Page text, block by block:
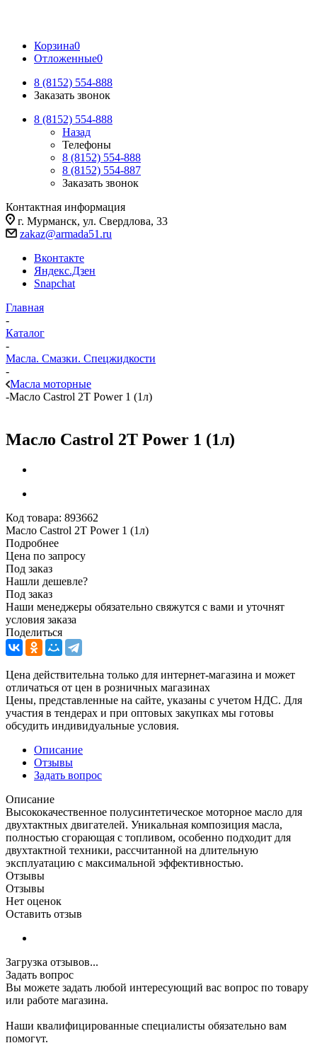
Корзина0
Отложенные0
8 (8152) 554-888
Заказать звонок
8 (8152) 554-888
Назад
Телефоны
8 (8152) 554-888
8 (8152) 554-887
Заказать звонок
Контактная информация
г. Мурманск, ул. Свердлова, 33
zakaz@armada51.ru
Вконтакте
Яндекс.Дзен
Snapchat
Главная
-
Каталог
-
Масла. Смазки. Спецжидкости
-
Масла моторные
-Масло Castrol 2T Power 1 (1л)
Масло Castrol 2T Power 1 (1л)
Код товара: 893662
Масло Castrol 2T Power 1 (1л)
Подробнее
Цена по запросу
Под заказ
Нашли дешевле?
Под заказ
Наши менеджеры обязательно свяжутся с вами и уточнят
условия заказа
Поделиться
Цена действительна только для интернет-магазина и может
отличаться от цен в розничных магазинах
Цены, представленные на сайте, указаны с учетом НДС. Для
участия в тендерах и при оптовых закупках мы готовы
обсудить индивидуальные условия.
Описание
Отзывы
Задать вопрос
Описание
Высококачественное полусинтетическое моторное масло для
двухтактных двигателей. Уникальная композиция масла,
полностью сгорающая с топливом, особенно подходит для
двухтактной техники, рассчитанной на длительную
эксплуатацию с максимальной эффективностью.
Отзывы
Отзывы
Нет оценок
Оставить отзыв
Загрузка отзывов...
Задать вопрос
Вы можете задать любой интересующий вас вопрос по товару
или работе магазина.
Наши квалифицированные специалисты обязательно вам
помогут.